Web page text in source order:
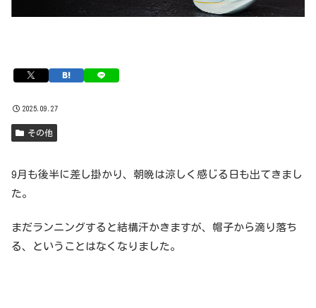
2025.09.27
その他
9月も後半に差し掛かり、朝晩は涼しく感じる日も出てきまし
た。
まだランニングすると結構汗かきますが、帽子から滴り落ち
る、ということはなくなりました。